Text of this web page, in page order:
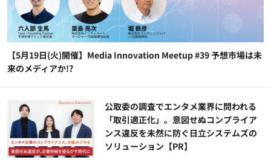
【5月19日(火)開催】Media Innovation Meetup #39 予想市場は未
来のメディアか!?
公​​取委の調査でエンタメ業界に問われる
「取引適正化」。意図せぬコンプライア
ンス違反を未然に防ぐ日立システムズの
ソリューション​【PR】